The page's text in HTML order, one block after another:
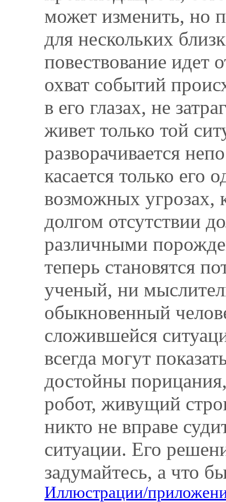
может изменить, но
для нескольких
повествование идет
охват событий
в его глазах, не
живет только той
разворачивается
касается только его
возможных угрозах,
долгом отсутствии
различными
теперь становятся
ученый, ни
обыкновенный
сложившейся
всегда могут
достойны
робот, живущий
никто не вправе
ситуации. Его
задумайтесь, а что
Иллюстрации/